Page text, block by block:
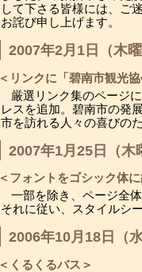
して下さる皆様には、ご
お詫び申し上げます。
2007年2月1日（木
＜リンクに「碧南市観光
厳選リンク集のページに
レスを追加。碧南市の発
市を訪れる人々の喜びの
2007年1月25日（木
＜フォントをゴシック体
一部を除き、ページ全
それに従い、スタイルシ
2006年10月18日（
＜くるくるバス＞